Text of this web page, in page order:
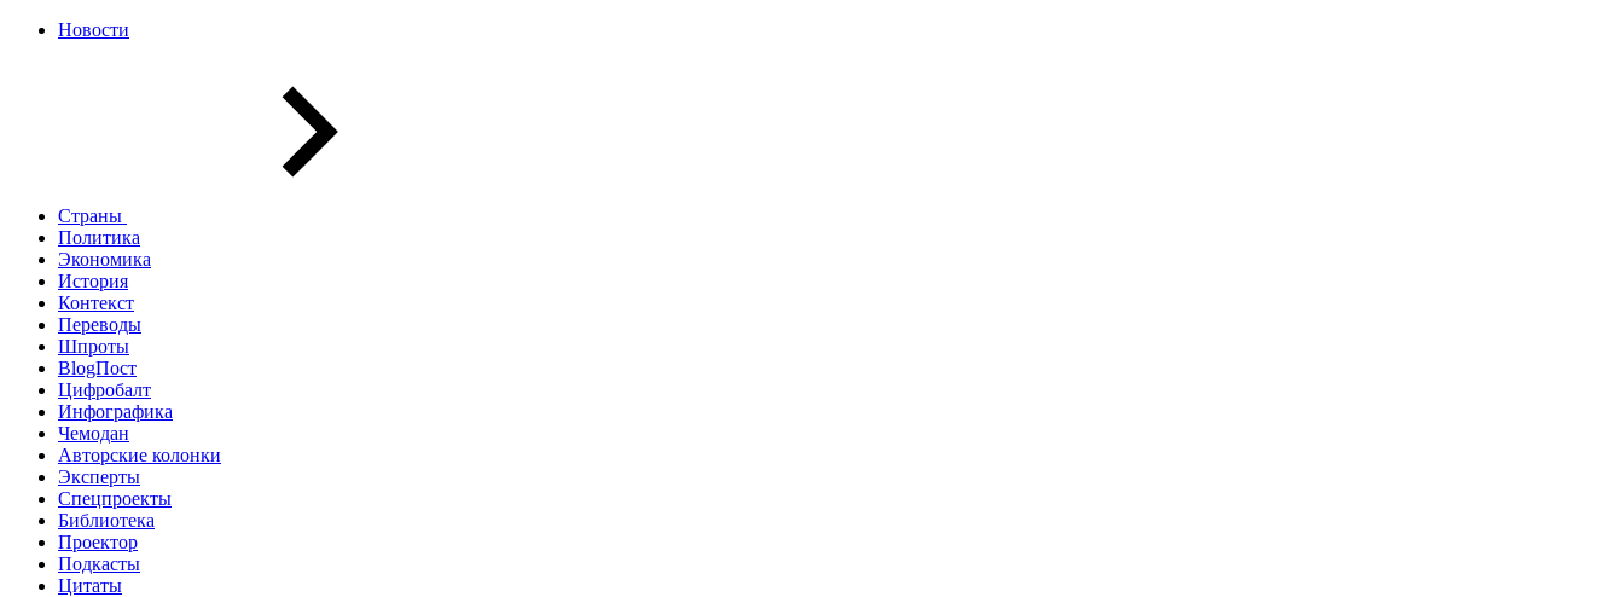
Новости
Страны
Политика
Экономика
История
Контекст
Переводы
Шпроты
BlogПост
Цифробалт
Инфографика
Чемодан
Авторские колонки
Эксперты
Спецпроекты
Библиотека
Проектор
Подкасты
Цитаты